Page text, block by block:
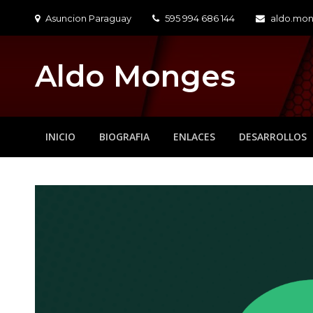
Asuncion Paraguay 595 994 686 144
Aldo Monges
INICIO BIOGRAFIA ENLACES DESARROLLOS